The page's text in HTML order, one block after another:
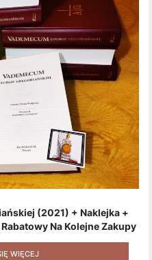
(2021) + Naklejka +
Na Kolejne Zakupy
Elektronicznym) [zestaw 3
+ Gratis]
WIĘCEJ